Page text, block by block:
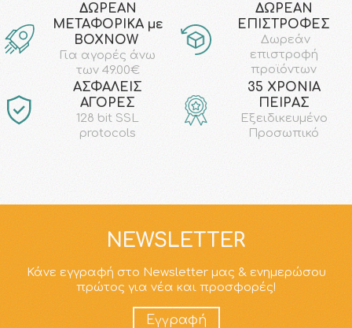
ΔΩΡΕΑΝ
ΜΕΤΑΦΟΡΙΚΑ με
ΒΟΧΝΟW
Για αγορές άνω
των 49.00€
ΔΩΡΕΑΝ
ΕΠΙΣΤΡΟΦΕΣ
Δωρεάν
επιστροφή
προϊόντων
AΣΦΑΛΕΙΣ
ΑΓΟΡΕΣ
128 bit SSL
protocols
35 ΧΡΟΝΙΑ
ΠΕΙΡΑΣ
Εξειδικευμένο
Προσωπικό
NEWSLETTER
Κάνε εγγραφή στο Newsletter μας & ενημερώσου
πρώτος για νέα και προσφορές!
Εγγραφή